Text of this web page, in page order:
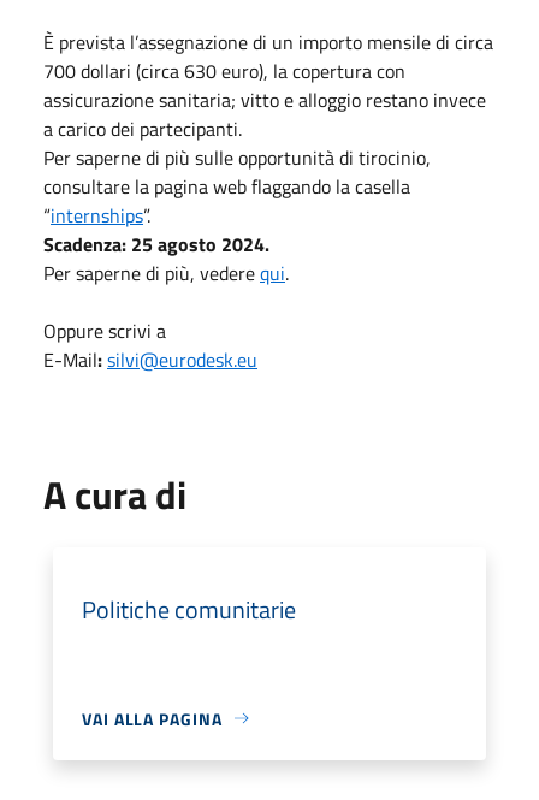
È prevista l’assegnazione di un importo mensile di circa
700 dollari (circa 630 euro), la copertura con
assicurazione sanitaria; vitto e alloggio restano invece
a carico dei partecipanti.
Per saperne di più sulle opportunità di tirocinio,
consultare la pagina web flaggando la casella
“internships”.
Scadenza: 25 agosto 2024.
Per saperne di più, vederequi.
Oppure scrivi a
E-Mail:silvi@eurodesk.eu
A cura di
Politiche comunitarie
VAI ALLA PAGINA